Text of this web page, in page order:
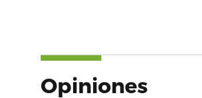
Opiniones